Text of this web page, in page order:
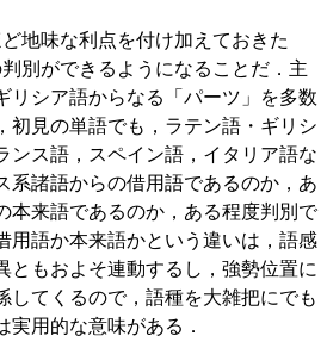
地味な利点を付け加えておきた
別ができるようになることだ．主
リシア語からなる「パーツ」を多数
初見の単語でも，ラテン語・ギリシ
ンス語，スペイン語，イタリア語な
系諸語からの借用語であるのか，あ
本来語であるのか，ある程度判別で
用語か本来語かという違いは，語感
ともおよそ連動するし，強勢位置に
してくるので，語種を大雑把にでも
実用的な意味がある．